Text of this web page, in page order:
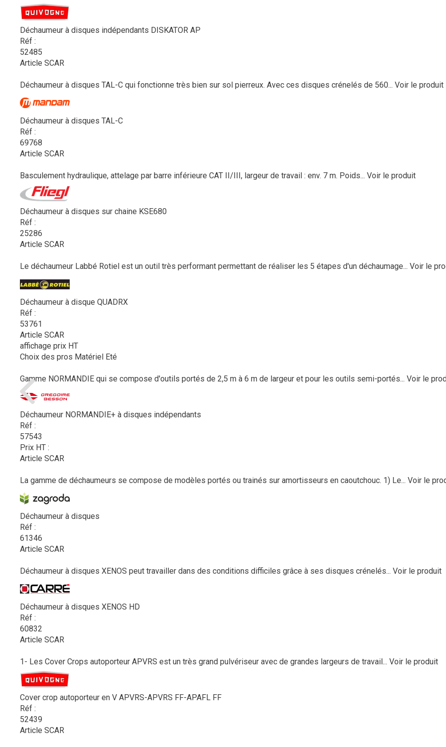
Déchaumeur à disques indépendants DISKATOR AP
Réf :
52485
Article SCAR
Déchaumeur à disques TAL-C qui fonctionne très bien sur sol pierreux. Avec ces disques crénelés de 560... Voir le produit
Déchaumeur à disques TAL-C
Réf :
69768
Article SCAR
Basculement hydraulique, attelage par barre inférieure CAT II/III, largeur de travail : env. 7 m. Poids... Voir le produit
Déchaumeur à disques sur chaine KSE680
Réf :
25286
Article SCAR
Le déchaumeur Labbé Rotiel est un outil très performant permettant de réaliser les 5 étapes d'un déchaumage... Voir le
Déchaumeur à disque QUADRX
Réf :
53761
Article SCAR
affichage prix HT
Choix des pros Matériel Eté
Gamme NORMANDIE qui se compose d'outils portés de 2,5 m à 6 m de largeur et pour les outils semi-portés... Voir le
Déchaumeur NORMANDIE+ à disques indépendants
Réf :
57543
Prix HT :
Article SCAR
La gamme de déchaumeurs se compose de modèles portés ou trainés sur amortisseurs en caoutchouc. 1) Le... Voir le
Déchaumeur à disques
Réf :
61346
Article SCAR
Déchaumeur à disques XENOS peut travailler dans des conditions difficiles grâce à ses disques crénelés... Voir le produit
Déchaumeur à disques XENOS HD
Réf :
60832
Article SCAR
1- Les Cover Crops autoporteur APVRS est un très grand pulvériseur avec de grandes largeurs de travail... Voir le produit
Cover crop autoporteur en V APVRS-APVRS FF-APAFL FF
Réf :
52439
Article SCAR